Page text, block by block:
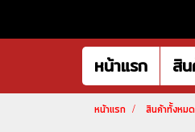
หน้าแรก สิ
หน้าแรก สินค้าทั้งหมด